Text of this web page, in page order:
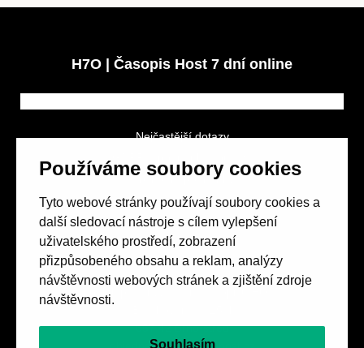
Používáme soubory cookies
Tyto webové stránky používají soubory cookies a
další sledovací nástroje s cílem vylepšení
uživatelského prostředí, zobrazení
přizpůsobeného obsahu a reklam, analýzy
návštěvnosti webových stránek a zjištění zdroje
návštěvnosti.
Souhlasím
H7O | Časopis Host 7 dní online
Nejčastější dotazy
Obchodní podmínky
Spolek přátel vydávání
657 42 Brno-střed